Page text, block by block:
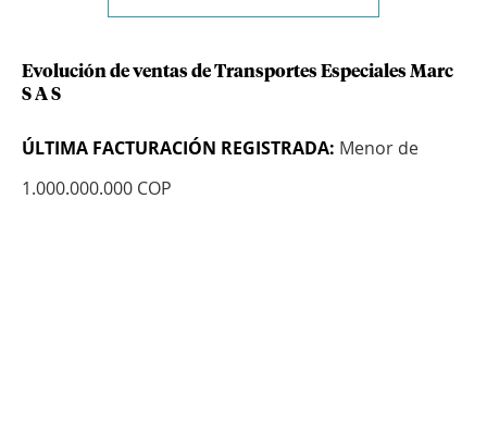
Evolución de ventas de Transportes Especiales Marc
S A S
ÚLTIMA FACTURACIÓN REGISTRADA: Menor de
1.000.000.000 COP